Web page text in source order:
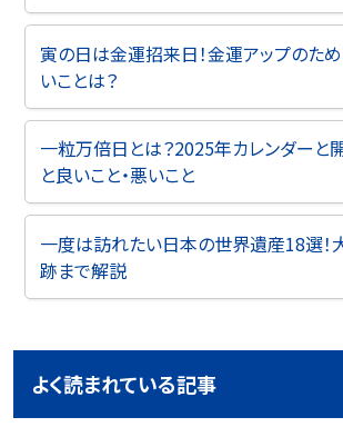
寅の日は金運招来日！金運アップのた
いことは？
一粒万倍日とは？2025年カレンダーと
と良いこと・悪いこと
一度は訪れたい日本の世界遺産18選！
跡まで解説
よく読まれている記事